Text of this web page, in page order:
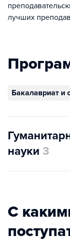
лучших
Бакалавриат и
науки 3
С